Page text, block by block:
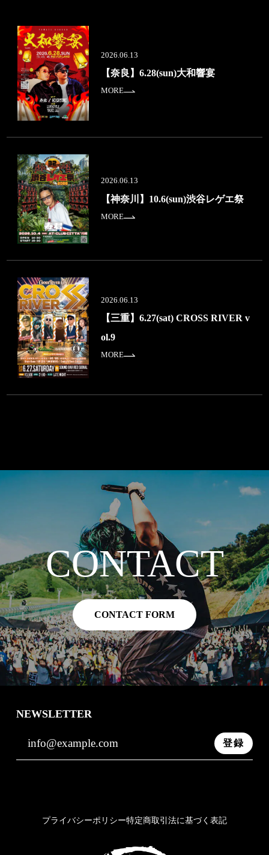
2026.06.13
【奈良】6.28(sun)大和響宴
MORE
2026.06.13
【神奈川】10.6(sun)渋谷レゲエ祭
MORE
2026.06.13
【三重】6.27(sat) CROSS RIVER v
ol.9
MORE
CONTACT
CONTACT FORM
NEWSLETTER
登録
プライバシーポリシー特定商取引法に基づく表記